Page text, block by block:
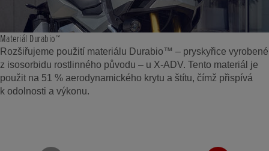
Materiál Durabio™
Rozšiřujeme použití materiálu Durabio™ – pryskyřice vyrobené
z isosorbidu rostlinného původu – u X-ADV. Tento materiál je
použit na 51 % aerodynamického krytu a štítu, čímž přispívá
k odolnosti a výkonu.